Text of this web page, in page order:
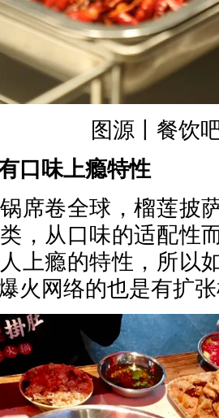
图源丨餐饮
口味上瘾特性
卷全球，榴莲披
，从口味的适配性
上瘾的特性，所以
火网络的也是有扩